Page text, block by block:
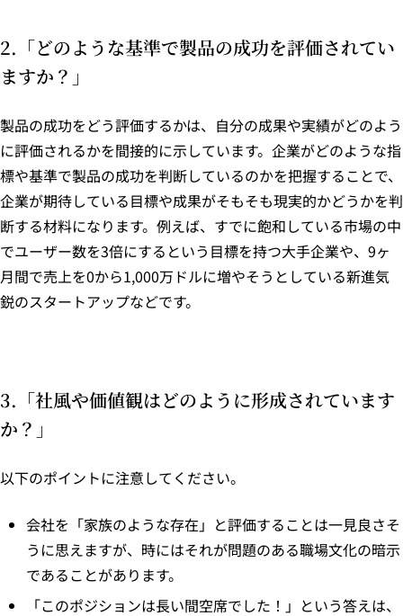
2.「どのような基準で製品の成功を評価されてい
ますか？」
製品の成功をどう評価するかは、自分の成果や実績がどのよう
に評価されるかを間接的に示しています。企業がどのような指
標や基準で製品の成功を判断しているのかを把握することで、
企業が期待している目標や成果がそもそも現実的かどうかを判
断する材料になります。例えば、すでに飽和している市場の中
でユーザー数を3倍にするという目標を持つ大手企業や、9ヶ
月間で売上を0から1,000万ドルに増やそうとしている新進気
鋭のスタートアップなどです。
3.「社風や価値観はどのように形成されています
か？」
以下のポイントに注意してください。
会社を「家族のような存在」と評価することは一見良さそ
うに思えますが、時にはそれが問題のある職場文化の暗示
であることがあります。
「このポジションは長い間空席でした！」という答えは、